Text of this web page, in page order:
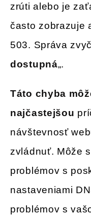
zrúti alebo je
často zobrazuje
503. Správa
dostupná„.
Táto chyba
najčastejšou
návštevnosť
zvládnuť. Môže
problémov s
nastaveniami
problémov s